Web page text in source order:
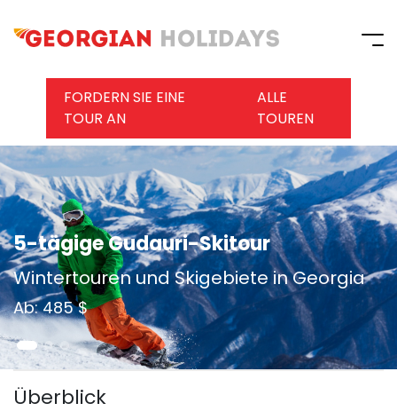
FORDERN SIE EINE
TOUR AN
ALLE
TOUREN
5-tägige Gudauri-Skitour
Wintertouren und Skigebiete in Georgia
Ab: 485 $
Überblick